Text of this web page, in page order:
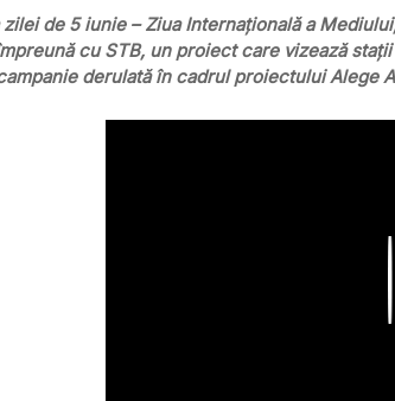
zilei de 5 iunie – Ziua Internațională a
cu STB, un proiect care vizează
derulată în cadrul proiectului Alege